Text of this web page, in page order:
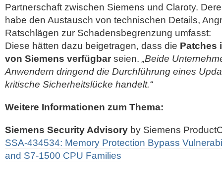
Partnerschaft zwischen Siemens und Claroty.
habe den Austausch von technischen Details,
Ratschlägen zur Schadensbegrenzung umfasst:
Diese hätten dazu beigetragen, dass die Patches
von Siemens verfügbar seien. „Beide
Anwendern dringend die Durchführung eines
kritische Sicherheitslücke handelt.“
Weitere Informationen zum Thema:
Siemens Security Advisory by Siemens
SSA-434534: Memory Protection Bypass
and S7-1500 CPU Families